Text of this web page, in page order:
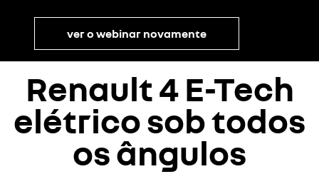
ver o webinar novamente
Renault 4 E-Tech
elétricosob todos
os ângulos